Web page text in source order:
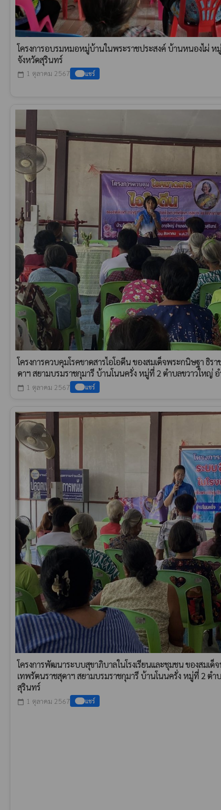
โครงการอบรมหมอหมู่บ้านในพระราชประสงค์ บ้านหนองไผ่ ห
จังหวัดสุรินทร์
calendar_today 1 ตุลาคม 2567 แชร์
โครงการควบคุมโรคขาดสารไอโอดีน ของสมเด็จพระกนิษฐา ธิร
ดาฯ สยามบรมราชกุมารี บ้านโนนครั่ง หมู่ที่ 2 ตำบลขวาวใหญ่
calendar_today 1 ตุลาคม 2567 แชร์
โครงการพัฒนาระบบสุขาภิบาลในโรงเรียนและชุมชน ของสมเด็
เทพรัตนราชสุดาฯ สยามบรมราชกุมารี บ้านโนนครั่ง หมู่ที่ 2 ตำ
สุรินทร์
calendar_today 1 ตุลาคม 2567 แชร์